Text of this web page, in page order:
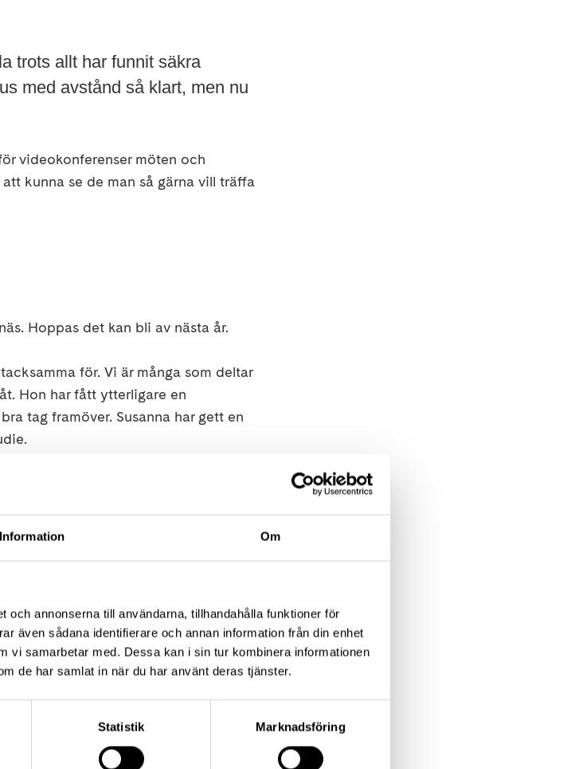
Information Om
och annonserna till användarna, tillhandahålla funktioner för
även sådana identifierare och annan information från din enhet
vi samarbetar med. Dessa kan i sin tur kombinera informationen
de har samlat in när du har använt deras tjänster.
Statistik Marknadsföring
trots allt har funnit säkra
med avstånd så klart, men nu
videokonferenser möten och
kunna se de man så gärna vill träffa
Hoppas det kan bli av nästa år.
för. Vi är många som deltar
Hon har fått ytterligare en
tag framöver. Susanna har gett en
där syftet är att utveckla tillförlitliga
Anna också får ett stort
sig.